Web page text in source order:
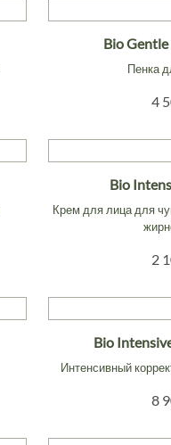
Bio Gentle
Пенка
4
Bio
Крем для лица для
2
Bio
Интенсивный
8